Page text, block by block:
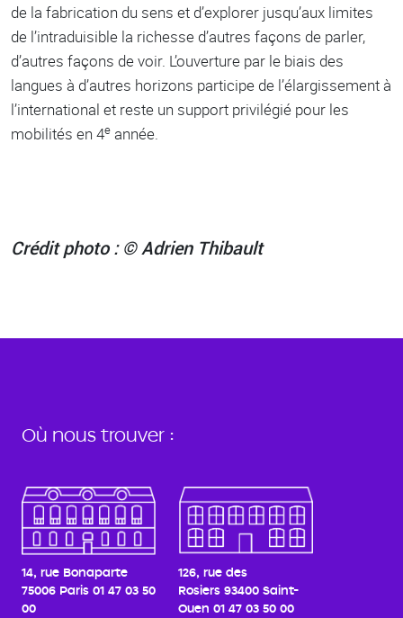
de la fabrication du sens et d’explorer jusqu’aux limites
de l’intraduisible la richesse d’autres façons de parler,
d’autres façons de voir. L’ouverture par le biais des
langues à d’autres horizons participe de l’élargissement à
l’international et reste un support privilégié pour les
mobilités en 4e année.
Crédit photo : © Adrien Thibault
Où nous trouver :
14, rue Bonaparte
75006 Paris 01 47 03 50
00
126, rue des
Rosiers 93400 Saint-
Ouen 01 47 03 50 00